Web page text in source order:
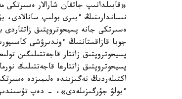
«قابىلدانىپ جاتقان شارالار ەسىرتكى
نىساندارىنىڭ ءبىرى بولىپ سانالادى،
ەسىرتكى جانە پسيحوتروپتىق
پسيحوتروپتىق زاتتار قاجەتتىلىگىن
پسيحوتروپتىق زاتتارعا قاجەتتىلىك
اكتىلەردىڭ نەگىزىندە ەلىمىزدە
ءبولۋ جۇرگىزىلەدى»، - دەپ